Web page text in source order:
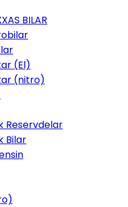
BILAR
(El)
(nitro)
Reservdelar
Bilar